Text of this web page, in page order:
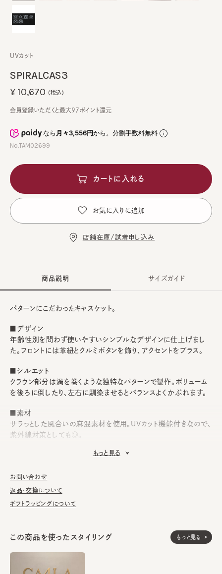
SPIRALCAS3
UVカット
なら月々3,556円から。分割手数料無料
No.TAM02699
¥10,670 (税込)
会員登録いただくと最大97ポイント還元
カートに入れる
お気に入りに追加
店舗在庫/試着申し込み
商品説明
パターンにこだわったキャスケット。
■デザイン
年齢性別を問わず使いやすいシンプルなデザインに仕上げまし
た。フロントには革紐とクルミボタンを飾り、アクセントをプラス。
■シルエット
クラウン部分は渦を巻くような独特なパターンで製作。ボリューム
を後ろに倒したり、左右に馴染ませるとバランスよくかぶれます。
■素材
サラっとした風合いの麻混素材を使用。UVカット機能付きなので、
紫外線対策としても◎。
が汚れてしまう前の対策として、汗止めのハットライナーのお勧め
しております。
※サイズ調節スベリ仕様（サイズを小さくする際は、調節テープを
もっと見る
サイズガイド
お問い合わせ
返品・交換について
ギフトラッピングについて
この商品を使ったスタイリング もっと見る